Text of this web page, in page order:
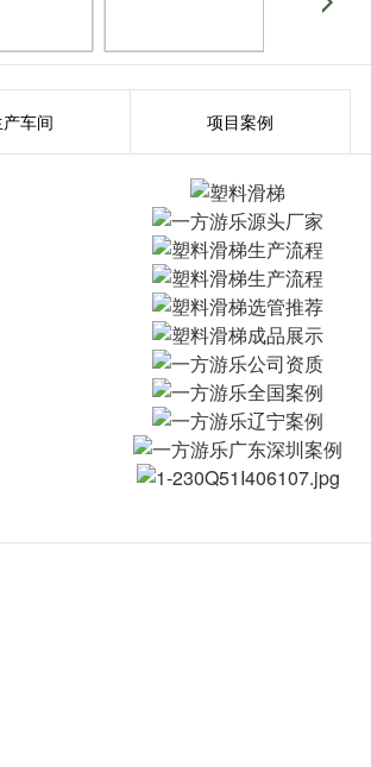
车间 项目案例